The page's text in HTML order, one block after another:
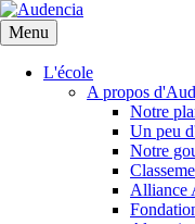
Aller
au
contenu
principal
Menu
L'école
A propos
Notre
Un peu
Notre
Alliance